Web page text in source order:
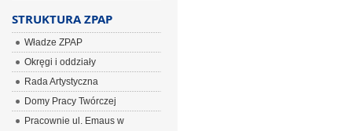
STRUKTURA ZPAP
Władze ZPAP
Okręgi i oddziały
Rada Artystyczna
Domy Pracy Twórczej
Pracownie ul. Emaus w